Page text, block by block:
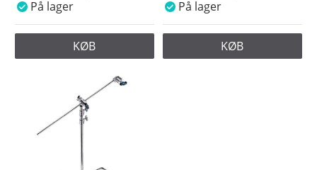
På lager
KØB
På lager
KØB